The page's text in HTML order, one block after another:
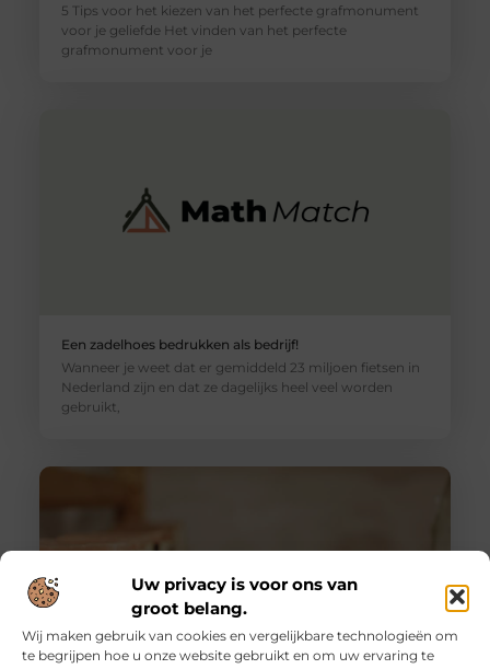
Uw privacy is voor ons van
groot belang.
Wij maken gebruik van cookies en vergelijkbare technologieën om
te begrijpen hoe u onze website gebruikt en om uw ervaring te
5 Tips voor het kiezen van het perfecte grafmonument
voor je geliefde Het vinden van het perfecte
grafmonument voor je
Een zadelhoes bedrukken als bedrijf!
Wanneer je weet dat er gemiddeld 23 miljoen fietsen in
Nederland zijn en dat ze dagelijks heel veel worden
gebruikt,